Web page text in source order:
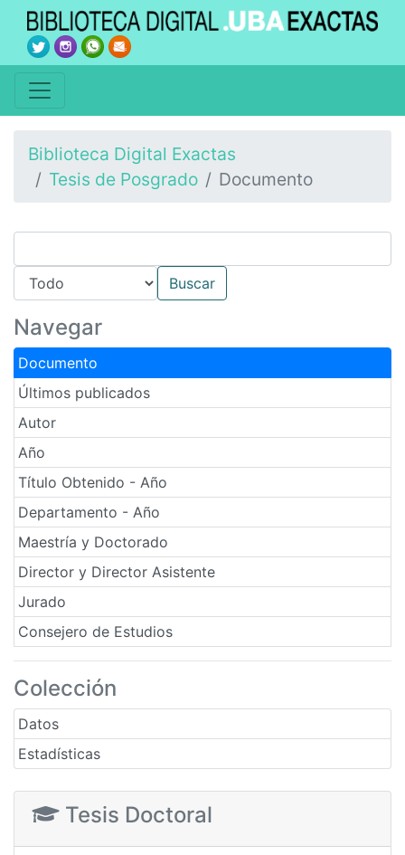
Biblioteca Digital Exactas
Tesis de Posgrado
Documento
Navegar
Documento
Últimos publicados
Autor
Año
Título Obtenido - Año
Departamento - Año
Maestría y Doctorado
Director y Director Asistente
Jurado
Consejero de Estudios
Colección
Datos
Estadísticas
Tesis Doctoral